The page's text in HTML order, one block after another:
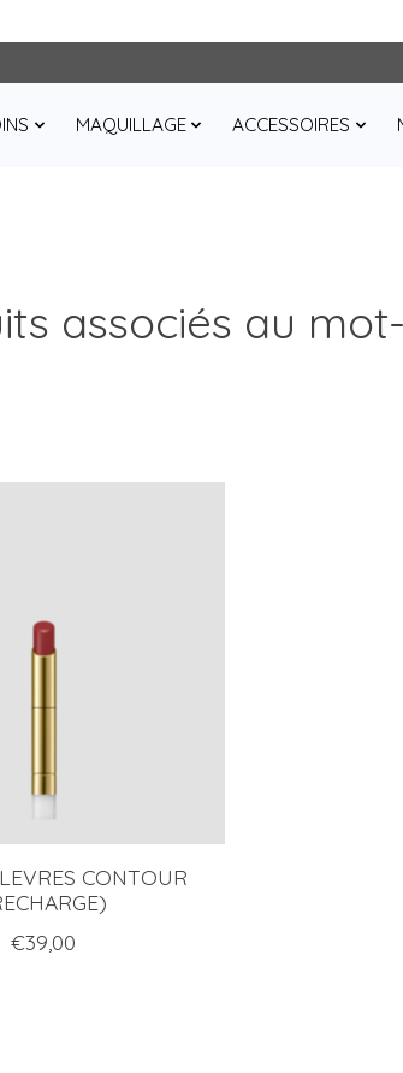
MAQUILLAGE ACCESSOIRES
associés au
CONTOUR
€39,00